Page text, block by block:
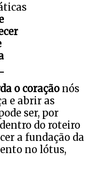
o coraçãonós
e abrir as
ser, por
do roteiro
a fundação da
no lótus,